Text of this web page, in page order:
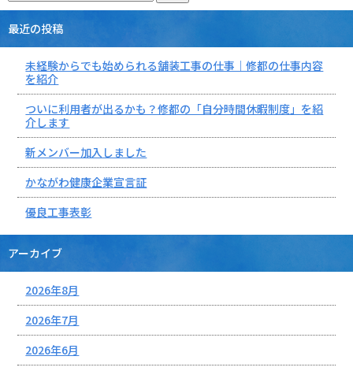
最近の投稿
未経験からでも始められる舗装工事の仕事｜修都の仕事内容
を紹介
ついに利用者が出るかも？修都の「自分時間休暇制度」を紹
介します
新メンバー加入しました
かながわ健康企業宣言証
優良工事表彰
アーカイブ
2026年8月
2026年7月
2026年6月